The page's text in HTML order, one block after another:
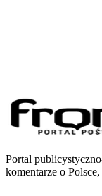
Portal
komentarze o